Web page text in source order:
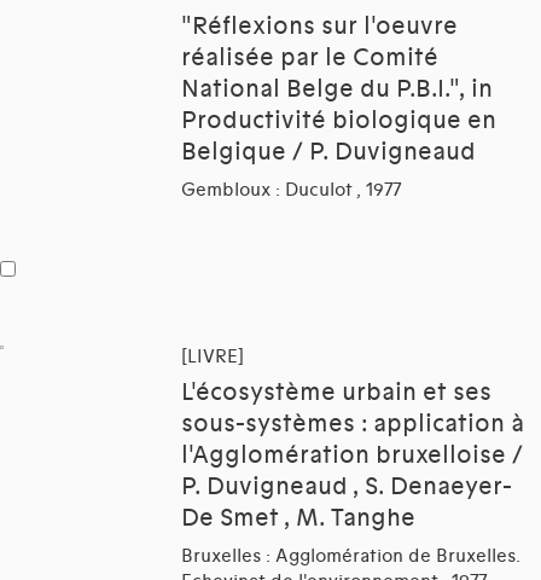
"Réflexions sur l'oeuvre
réalisée par le Comité
National Belge du P.B.I.", in
Productivité biologique en
Belgique / P. Duvigneaud
Gembloux : Duculot , 1977
[LIVRE]
L'écosystème urbain et ses
sous-systèmes : application à
l'Agglomération bruxelloise /
P. Duvigneaud , S. Denaeyer-
De Smet , M. Tanghe
Bruxelles : Agglomération de Bruxelles.